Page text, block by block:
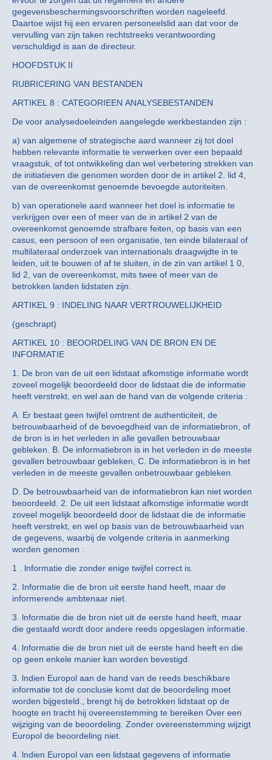
gegevensbeschermingsvoorschriften worden nageleefd.
Daartoe wijst hij een ervaren personeelslid aan dat voor de
vervulling van zijn taken rechtstreeks verantwoording
verschuldigd is aan de directeur.
HOOFDSTUK II
RUBRICERING VAN BESTANDEN
ARTIKEL 8 : CATEGORIEEN ANALYSEBESTANDEN
De voor analysedoeleinden aangelegde werkbestanden zijn :
a) van algemene of strategische aard wanneer zij tot doel
hebben relevante informatie te verwerken over een bepaald
vraagstuk, of tot ontwikkeling dan wel verbetering strekken van
de initiatieven die genomen worden door de in artikel 2. lid 4,
van de overeenkomst genoemde bevoegde autoriteiten.
b) van operationele aard wanneer het doel is informatie te
verkrijgen over een of meer van de in artikel 2 van de
overeenkomst genoemde strafbare feiten, op basis van een
casus, een persoon of een organisatie, ten einde bilateraal of
multilateraal onderzoek van internationals draagwijdte in te
leiden, uit te bouwen of af te sluiten, in de zin van artikel 1 0,
lid 2, van de overeenkomst, mits twee of meer van de
betrokken landen lidstaten zijn.
ARTIKEL 9 : INDELING NAAR VERTROUWELIJKHEID
(geschrapt)
ARTIKEL 10 : BEOORDELING VAN DE BRON EN DE
INFORMATIE
1. De bron van de uit een lidstaat afkomstige informatie wordt
zoveel mogelijk beoordeeld door de lidstaat die de informatie
heeft verstrekt, en wel aan de hand van de volgende criteria :
A. Er bestaat geen twijfel omtrent de authenticiteit, de
betrouwbaarheid of de bevoegdheid van de informatiebron, of
de bron is in het verleden in alle gevallen betrouwbaar
gebleken. B. De informatiebron is in het verleden in de meeste
gevallen betrouwbaar gebleken, C. De informatiebron is in het
verleden in de meeste gevallen onbetrouwbaar gebleken.
D. De betrouwbaarheid van de informatiebron kan niet worden
beoordeeld. 2. De uit een lidstaat afkomstige informatie wordt
zoveel mogelijk beoordeeld door de lidstaat die de informatie
heeft verstrekt, en wel op basis van de betrouwbaarheid van
de gegevens, waarbij de volgende criteria in aanmerking
worden genomen :
1 . lnformatie die zonder enige twijfel correct is.
2. Informatie die de bron uit eerste hand heeft, maar de
informerende ambtenaar niet.
3. lnformatie die de bron niet uit de eerste hand heeft, maar
die gestaafd wordt door andere reeds opgeslagen informatie.
4. lnformatie die de bron niet uit de eerste hand heeft en die
op geen enkele manier kan worden bevestigd.
3. lndien Europol aan de hand van de reeds beschikbare
informatie tot de conclusie komt dat de beoordeling moet
worden bijgesteld., brengt hij de betrokken lidstaat op de
hoogte en tracht hij overeenstemming te bereiken Over een
wijziging van de beoordeling. Zonder overeenstemming wijzigt
Europol de beoordeling niet.
4. lndien Europol van een lidstaat gegevens of informatie